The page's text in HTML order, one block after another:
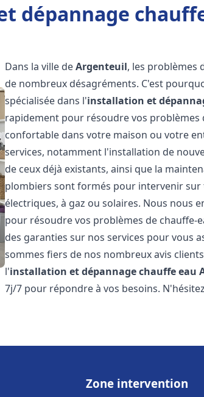
dépannage
Dans la ville deArgenteuil, les problèmes
de nombreux désagréments. C'est
spécialisée dans l'installation et
rapidement pour résoudre vos problèmes
confortable dans votre maison ou votre
services, notamment l'installation de
de ceux déjà existants, ainsi que la
plombiers sont formés pour intervenir sur
électriques, à gaz ou solaires. Nous nous
pour résoudre vos problèmes de
des garanties sur nos services pour vous
sommes fiers de nos nombreux avis
l'installation et dépannage chauffe eau
7j/7 pour répondre à vos besoins.
Zone intervention